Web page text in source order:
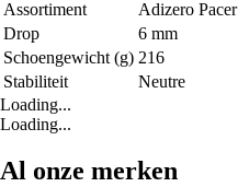
Assortiment
Adizero Pacer
Drop
6 mm
Schoengewicht (g) 216
Stabiliteit
Neutre
Loading...
Loading...
Al onze merken